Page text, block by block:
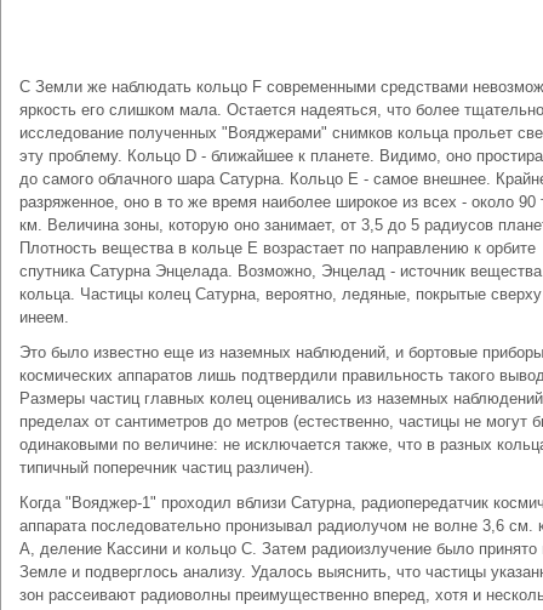
С Земли же наблюдать кольцо F современными средствами
яркость его слишком мала. Остается надеяться, что более
исследование полученных "Вояджерами" снимков кольца прольет
эту проблему. Кольцо D - ближайшее к планете. Видимо, оно
до самого облачного шара Сатурна. Кольцо E - самое внешнее.
разряженное, оно в то же время наиболее широкое из всех - около 90
км. Величина зоны, которую оно занимает, от 3,5 до 5 радиусов
Плотность вещества в кольце E возрастает по направлению к орбите
спутника Сатурна Энцелада. Возможно, Энцелад - источник вещества
кольца. Частицы колец Сатурна, вероятно, ледяные, покрытые сверху
инеем.
Это было известно еще из наземных наблюдений, и бортовые приборы
космических аппаратов лишь подтвердили правильность такого
Размеры частиц главных колец оценивались из наземных
пределах от сантиметров до метров (естественно, частицы не могут
одинаковыми по величине: не исключается также, что в разных
типичный поперечник частиц различен).
Когда "Вояджер-1" проходил вблизи Сатурна, радиопередатчик
аппарата последовательно пронизывал радиолучом не волне 3,6 см.
А, деление Кассини и кольцо С. Затем радиоизлучение было принято
Земле и подверглось анализу. Удалось выяснить, что частицы
зон рассеивают радиоволны преимущественно вперед, хотя и